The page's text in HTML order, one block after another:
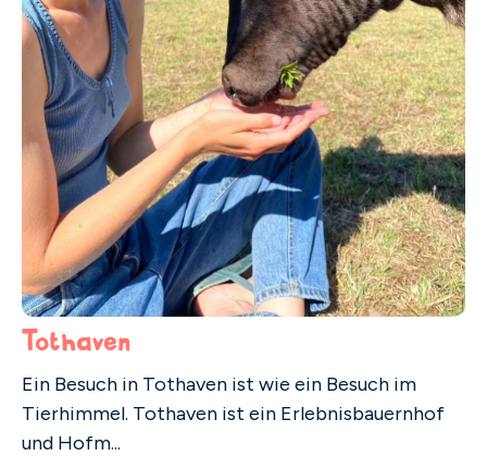
Tothaven
Ein Besuch in Tothaven ist wie ein Besuch im
Tierhimmel. Tothaven ist ein Erlebnisbauernhof
und Hofm...